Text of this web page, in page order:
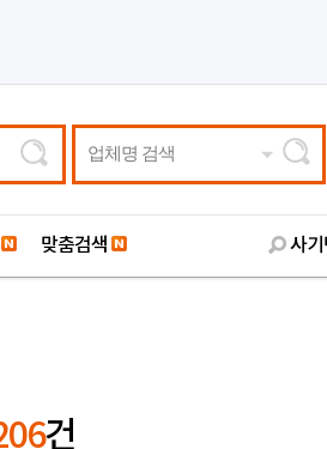
업체명 검색
맞춤검색 사기
건